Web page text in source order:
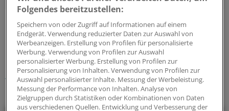
Schlagworte:
Berufspolitik
Ihr Newsletter zum Thema
Folgendes bereitzustellen:
Speichern von oder Zugriff auf Informationen auf einem
Endgerät. Verwendung reduzierter Daten zur Auswahl von
Werbeanzeigen. Erstellung von Profilen für personalisierte
Werbung. Verwendung von Profilen zur Auswahl
personalisierter Werbung. Erstellung von Profilen zur
Personalisierung von Inhalten. Verwendung von Profilen zur
Auswahl personalisierter Inhalte. Messung der Werbeleistung.
Messung der Performance von Inhalten. Analyse von
Zielgruppen durch Statistiken oder Kombinationen von Daten
aus verschiedenen Quellen. Entwicklung und Verbesserung der